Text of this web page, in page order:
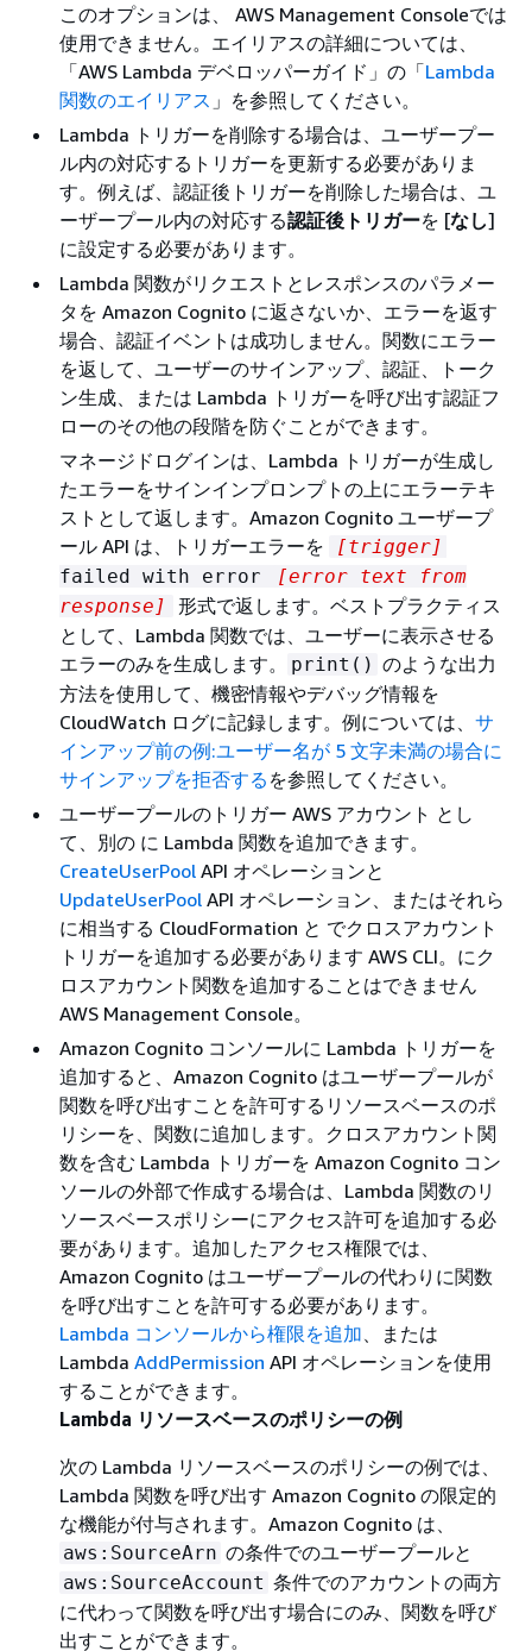
このオプションは、 AWS Management Consoleでは
使用できません。エイリアスの詳細については、
「AWS Lambda デベロッパーガイド」の「Lambda
関数のエイリアス 」を参照してください。
Lambda トリガーを削除する場合は、ユーザープー
ル内の対応するトリガーを更新する必要がありま
す。例えば、認証後トリガーを削除した場合は、ユ
ーザープール内の対応する認証後トリガーを [なし]
に設定する必要があります。
Lambda 関数がリクエストとレスポンスのパラメー
タを Amazon Cognito に返さないか、エラーを返す
場合、認証イベントは成功しません。関数にエラー
を返して、ユーザーのサインアップ、認証、トーク
ン生成、または Lambda トリガーを呼び出す認証フ
ローのその他の段階を防ぐことができます。
マネージドログインは、Lambda トリガーが生成し
たエラーをサインインプロンプトの上にエラーテキ
ストとして返します。Amazon Cognito ユーザープ
ール API は、トリガーエラーを
[trigger]
failed with error
[error text from
response]
形式で返します。ベストプラクティス
として、Lambda 関数では、ユーザーに表示させる
エラーのみを生成します。
print() のような出力
方法を使用して、機密情報やデバッグ情報を
CloudWatch ログに記録します。例については、 サ
インアップ前の例:ユーザー名が 5 文字未満の場合に
サインアップを拒否する を参照してください。
ユーザープールのトリガー AWS アカウント とし
て、別の に Lambda 関数を追加できます。
CreateUserPool API オペレーションと
UpdateUserPool API オペレーション、またはそれら
に相当する CloudFormation と でクロスアカウント
トリガーを追加する必要があります AWS CLI。にク
ロスアカウント関数を追加することはできません
AWS Management Console。
Amazon Cognito コンソールに Lambda トリガーを
追加すると、Amazon Cognito はユーザープールが
関数を呼び出すことを許可するリソースベースのポ
リシーを、関数に追加します。クロスアカウント関
数を含む Lambda トリガーを Amazon Cognito コン
ソールの外部で作成する場合は、Lambda 関数のリ
ソースベースポリシーにアクセス許可を追加する必
要があります。追加したアクセス権限では、
Amazon Cognito はユーザープールの代わりに関数
を呼び出すことを許可する必要があります。
Lambda コンソールから権限を追加 、または
Lambda AddPermission API オペレーションを使用
することができます。
Lambda リソースベースのポリシーの例
次の Lambda リソースベースのポリシーの例では、
Lambda 関数を呼び出す Amazon Cognito の限定的
な機能が付与されます。Amazon Cognito は、
aws:SourceArn の条件でのユーザープールと
aws:SourceAccount 条件でのアカウントの両方
に代わって関数を呼び出す場合にのみ、関数を呼び
出すことができます。